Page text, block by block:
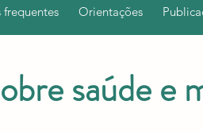
frequentes Orientações
saúde e